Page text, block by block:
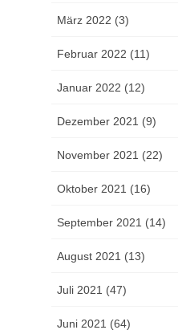
März 2022 (3)
Februar 2022 (11)
Januar 2022 (12)
Dezember 2021 (9)
November 2021 (22)
Oktober 2021 (16)
September 2021 (14)
August 2021 (13)
Juli 2021 (47)
Juni 2021 (64)